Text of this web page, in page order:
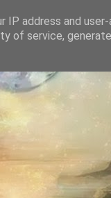
IP address and
of service,